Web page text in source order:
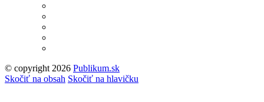
© copyright 2026 Publikum.sk
Tvorba stránok: Enjoy
Skočiť na obsah Skočiť na hlavičku